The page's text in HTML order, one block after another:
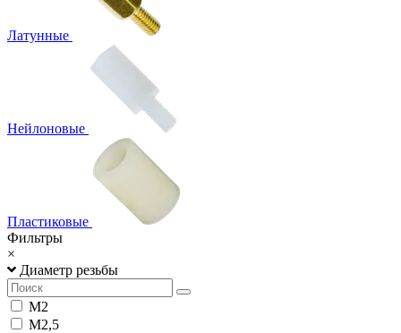
Латунные
Нейлоновые
Пластиковые
Фильтры
×
Диаметр резьбы
М2
М2,5